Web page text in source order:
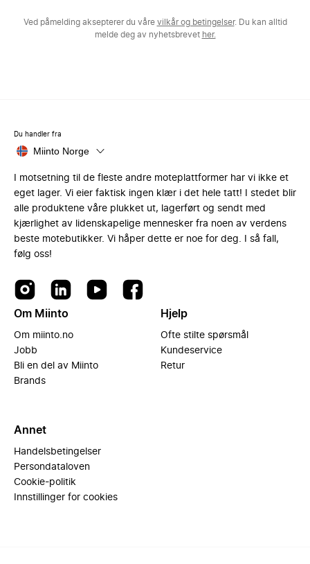
Ved påmelding aksepterer du våre vilkår og betingelser. Du kan alltid
melde deg av nyhetsbrevet her.
Du handler fra
Miinto Norge
I motsetning til de fleste andre moteplattformer har vi ikke et
eget lager. Vi eier faktisk ingen klær i det hele tatt! I stedet blir
alle produktene våre plukket ut, lagerført og sendt med
kjærlighet av lidenskapelige mennesker fra noen av verdens
beste motebutikker. Vi håper dette er noe for deg. I så fall,
følg oss!
Om Miinto
Om miinto.no
Jobb
Bli en del av Miinto
Brands
Hjelp
Ofte stilte spørsmål
Kundeservice
Retur
Annet
Handelsbetingelser
Persondataloven
Cookie-politik
Innstillinger for cookies